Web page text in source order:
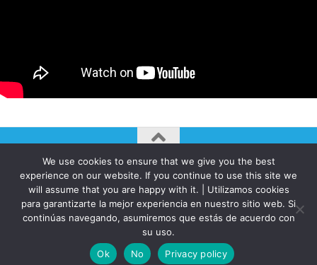
AUTOGIRO/el giro del arte actual © JAVIER MARTINEZ 2026. All
Rights Reserved.
Funciona con - Diseñado con elTema Hueman
We use cookies to ensure that we give you the best
experience on our website. If you continue to use this site we
will assume that you are happy with it. | Utilizamos cookies
para garantizarte la mejor experiencia en nuestro sitio web. Si
continúas navegando, asumiremos que estás de acuerdo con
su uso.
Ok
No Privacy policy